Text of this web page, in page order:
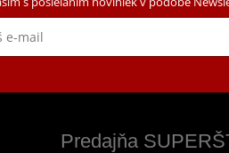
Predajňa